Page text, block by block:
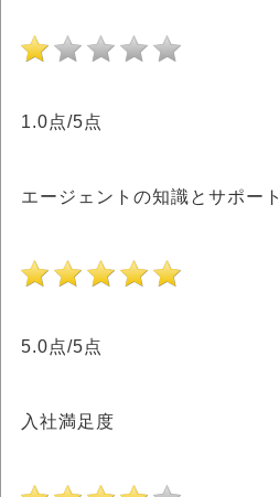
1.0点/5点
エージェントの知識とサポート
5.0点/5点
入社満足度